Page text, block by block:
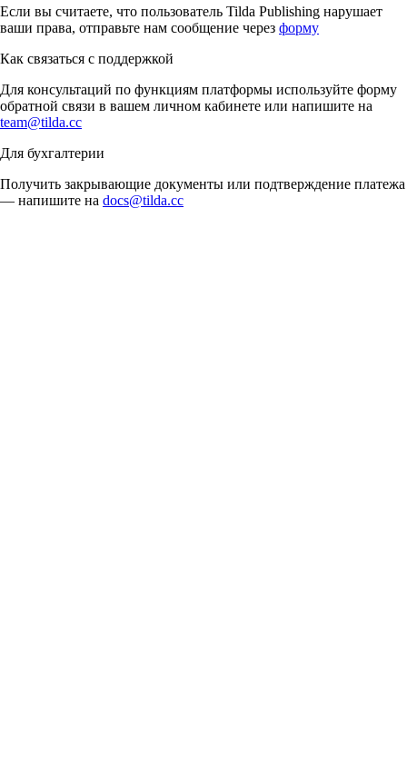
Если вы считаете, что пользователь Tilda Publishing нарушает
ваши права, отправьте нам сообщение через форму
Как связаться с поддержкой
Для консультаций по функциям платформы используйте форму
обратной связи в вашем личном кабинете или напишите на
team@tilda.cc
Для бухгалтерии
Получить закрывающие документы или подтверждение платежа
— напишите на docs@tilda.cc